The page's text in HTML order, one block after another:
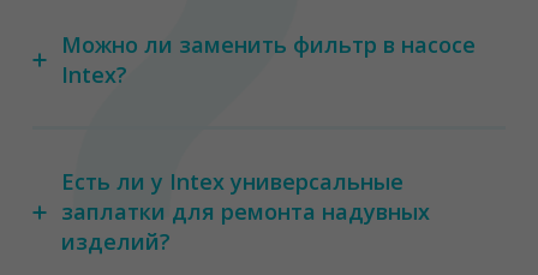
Можно ли заменить фильтр в насосе
Intex?
Есть ли у Intex универсальные
заплатки для ремонта надувных
изделий?